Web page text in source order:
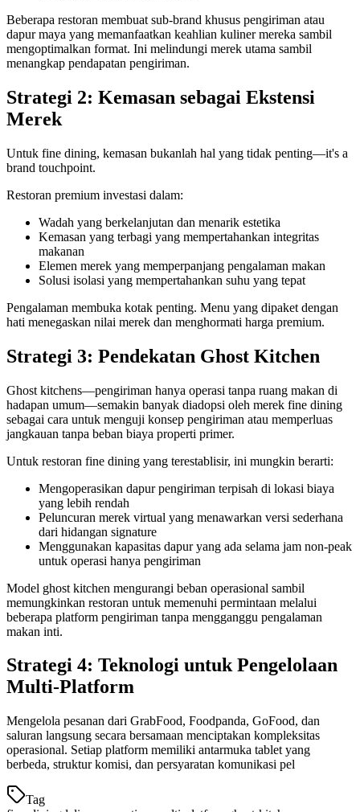
Beberapa restoran membuat sub-brand khusus pengiriman atau
dapur maya yang memanfaatkan keahlian kuliner mereka sambil
mengoptimalkan format. Ini melindungi merek utama sambil
menangkap pendapatan pengiriman.
Strategi 2: Kemasan sebagai Ekstensi
Merek
Untuk fine dining, kemasan bukanlah hal yang tidak penting—it's a
brand touchpoint.
Restoran premium investasi dalam:
Wadah yang berkelanjutan dan menarik estetika
Kemasan yang terbagi yang mempertahankan integritas
makanan
Elemen merek yang memperpanjang pengalaman makan
Solusi isolasi yang mempertahankan suhu yang tepat
Pengalaman membuka kotak penting. Menu yang dipaket dengan
hati menegaskan nilai merek dan menghormati harga premium.
Strategi 3: Pendekatan Ghost Kitchen
Ghost kitchens—pengiriman hanya operasi tanpa ruang makan di
hadapan umum—semakin banyak diadopsi oleh merek fine dining
sebagai cara untuk menguji konsep pengiriman atau memperluas
jangkauan tanpa beban biaya properti primer.
Untuk restoran fine dining yang terestablisir, ini mungkin berarti:
Mengoperasikan dapur pengiriman terpisah di lokasi biaya
yang lebih rendah
Peluncuran merek virtual yang menawarkan versi sederhana
dari hidangan signature
Menggunakan kapasitas dapur yang ada selama jam non-peak
untuk operasi hanya pengiriman
Model ghost kitchen mengurangi beban operasional sambil
memungkinkan restoran untuk memenuhi permintaan melalui
beberapa platform pengiriman tanpa mengganggu pengalaman
makan inti.
Strategi 4: Teknologi untuk Pengelolaan
Multi-Platform
Mengelola pesanan dari GrabFood, Foodpanda, GoFood, dan
saluran langsung secara bersamaan menciptakan kompleksitas
operasional. Setiap platform memiliki antarmuka tablet yang
berbeda, struktur komisi, dan persyaratan komunikasi pel
Tag